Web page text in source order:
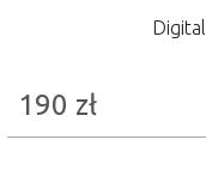
Digital
190 zł